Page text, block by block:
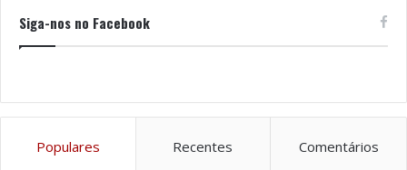
Siga-nos no Facebook
Populares Recentes Comentários